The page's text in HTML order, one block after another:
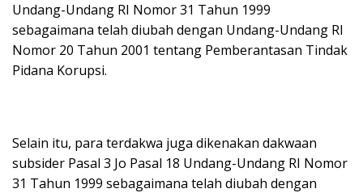
Undang-Undang RI Nomor 31 Tahun 1999
sebagaimana telah diubah dengan Undang-Undang RI
Nomor 20 Tahun 2001 tentang Pemberantasan Tindak
Pidana Korupsi.
Selain itu, para terdakwa juga dikenakan dakwaan
subsider Pasal 3 Jo Pasal 18 Undang-Undang RI Nomor
31 Tahun 1999 sebagaimana telah diubah dengan